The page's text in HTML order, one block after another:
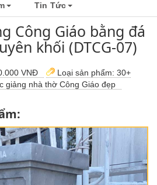
Tin Tức
Công Giáo bằng đá
khối (DTCG-07)
VNĐ Loại sản phẩm: 30+
giảng nhà thờ Công Giáo đẹp